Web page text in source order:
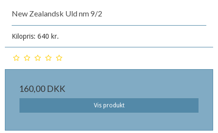
New Zealandsk Uld nm 9/2
Kilopris: 640 kr.
160,00 DKK
Vis produkt